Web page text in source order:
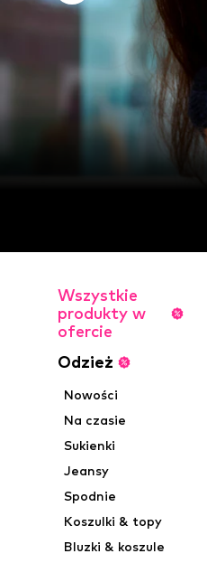
Wszystkie
produkty w
ofercie
Odzież
Nowości
Na czasie
Sukienki
Jeansy
Spodnie
Koszulki & topy
Bluzki & koszule